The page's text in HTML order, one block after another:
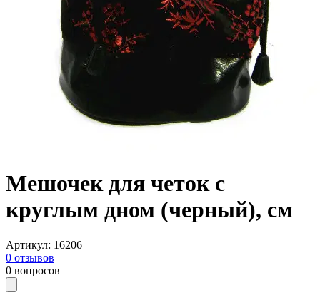
Мешочек для четок с
круглым дном (черный), см
Артикул: 16206
0 отзывов
0 вопросов